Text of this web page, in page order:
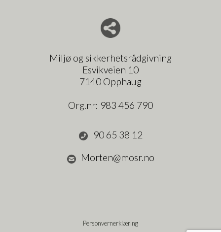
Miljø og sikkerhetsrådgivning
Esvikveien 10
7140 Opphaug
Org.nr: 983 456 790
90 65 38 12
Morten@mosr.no
Personvernerklæring